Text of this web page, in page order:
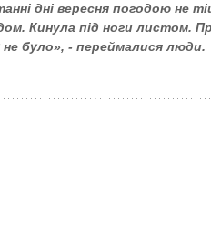
дні вересня погодою не
Кинула під ноги листом.
було», - переймалися люди.